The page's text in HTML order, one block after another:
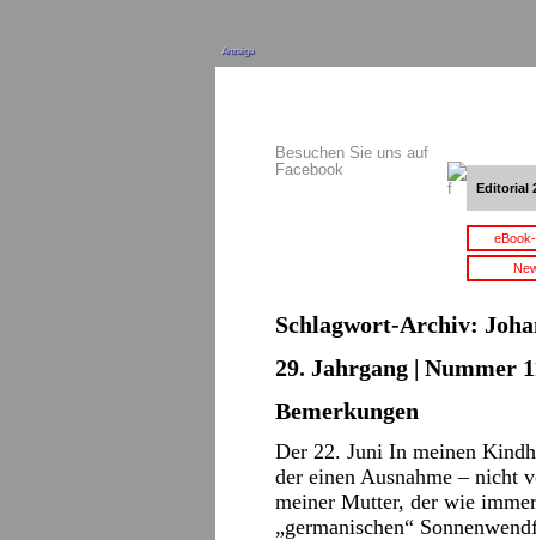
Anzeige
Besuchen Sie uns auf
Facebook
Editorial
Schlagwort-Archiv:
29. Jahrgang | Nummer
Bemerkungen
Der 22. Juni In meinen
der einen Ausnahme – nicht
meiner Mutter, der wie
„germanischen“